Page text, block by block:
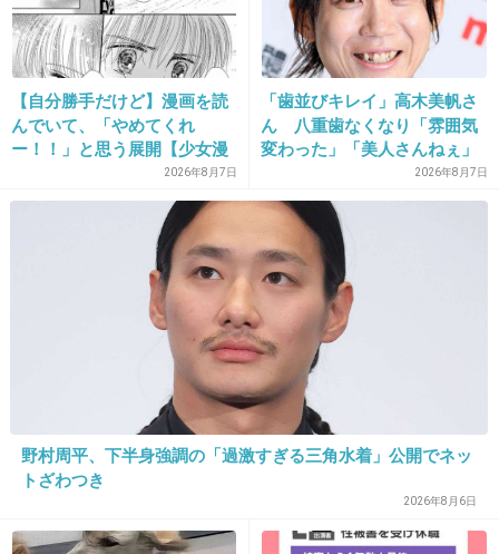
30. 匿名2013/04/25(木) 16:41:53
翔くん頑張って下さい！
+47 -13
2013/04/25(木) 16:42:57
12時間もやられても困る… 12時間チャンネル変
えずに喜んで見る人がいるとでも思ってるの
+26
32. 匿名2013/04/25(木) 16:49:54
桜井翔の良さがまるでわからない…。木更津キャツアイのときは面白いと思っ
+33 -47
【自分勝手だけど】漫画を読
んでいて、「やめてくれ
ー！！」と思う展開【少女漫
画・少年漫画etc.】Part2
2026年8月7日
「歯並びキレイ」高木美帆さ
ん 八重歯なくなり「雰囲気
変わった」「美人さんねぇ」
「歯列矯正してるんや」2026年8月7日
野村周平、下半身強調の「過激すぎる三角水着」公開でネッ
トざわつき
2026年8月6日